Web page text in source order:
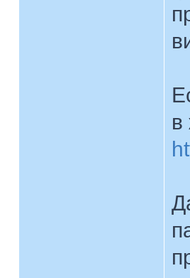
в